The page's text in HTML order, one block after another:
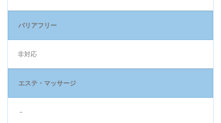
バリアフリー
非対応
エステ・マッサージ
－